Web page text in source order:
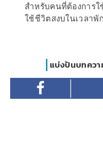
สำหรับคนที่ต้องการใ
ใช้ชีวิตสงบในเวลาพั
แบ่งปันบทคว